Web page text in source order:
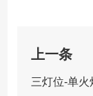
上一条
三灯位-单火